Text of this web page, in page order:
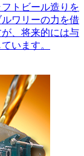
トビール造りを
ワリーの力を借
、将来的には与
います。